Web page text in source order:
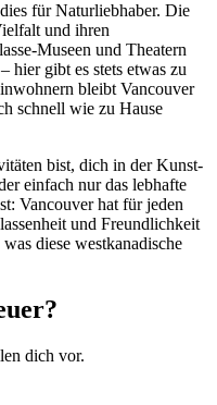
für Naturliebhaber. Die
und ihren
Museen und Theatern
hier gibt es stets etwas zu
bleibt Vancouver
schnell wie zu Hause
bist, dich in der Kunst-
einfach nur das lebhafte
Vancouver hat für jeden
und Freundlichkeit
diese westkanadische
dich vor.